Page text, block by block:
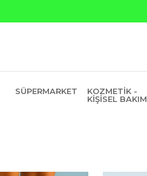
SÜPERMARKET
KOZMETIK -
KIŞISEL BAKIM